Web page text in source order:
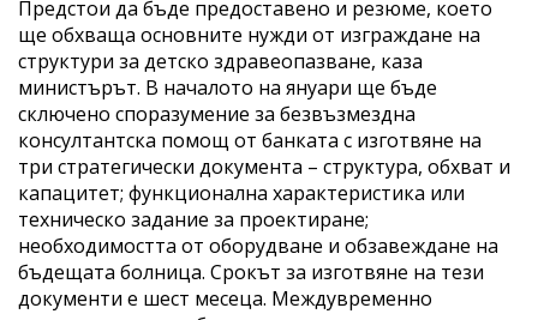
Предстои да бъде предоставено и резюме, което
ще обхваща основните нужди от изграждане на
структури за детско здравеопазване, каза
министърът. В началото на януари ще бъде
сключено споразумение за безвъзмездна
консултантска помощ от банката с изготвяне на
три стратегически документа – структура, обхват и
капацитет; функционална характеристика или
техническо задание за проектиране;
необходимостта от оборудване и обзавеждане на
бъдещата болница. Срокът за изготвяне на тези
документи е шест месеца. Междувременно